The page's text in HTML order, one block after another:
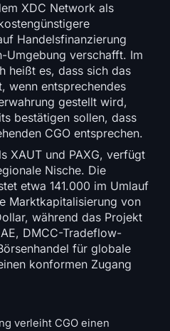
XDC Network als
Handelsfinanzierung
Umgebung verschafft. Im
heißt es, dass sich das
wenn entsprechendes
gestellt wird,
bestätigen sollen, dass
CGO entsprechen.
XAUT und PAXG, verfügt
Nische. Die
etwa 141.000 im Umlauf
Marktkapitalisierung von
während das Projekt
DMCC-Tradeflow-
für globale
konformen Zugang
verleiht CGO einen